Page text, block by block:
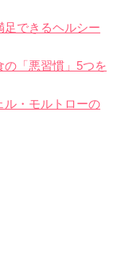
足できるヘルシー
「悪習慣」5つを
ル・モルトローの